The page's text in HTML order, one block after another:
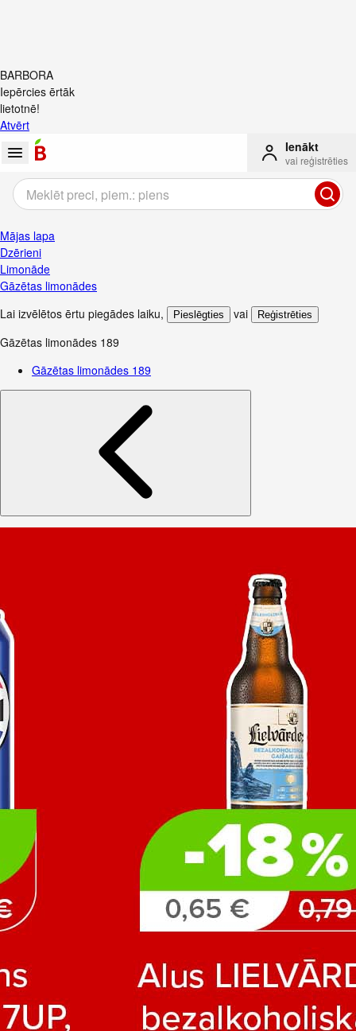
BARBORA
Iepērcies ērtāk
lietotnē!
Atvērt
Ienākt
vai reģistrēties
Mājas lapa
Dzērieni
Limonāde
Gāzētas limonādes
Lai izvēlētos ērtu piegādes laiku, Pieslēgties vai Reģistrēties
Gāzētas limonādes 189
Gāzētas limonādes 189